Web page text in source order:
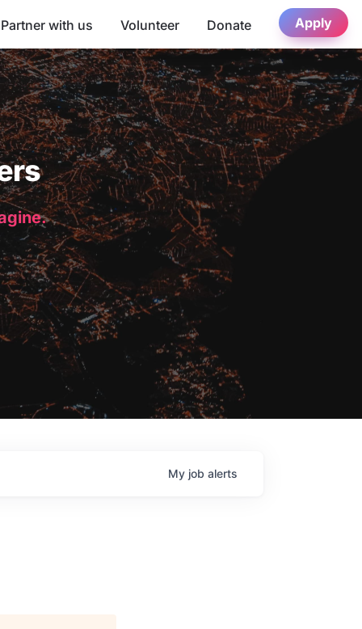
Partner with us Volunteer Donate Apply
My job alerts